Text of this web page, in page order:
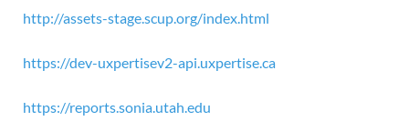
http://assets-stage.scup.org/index.html
https://dev-uxpertisev2-api.uxpertise.ca
https://reports.sonia.utah.edu